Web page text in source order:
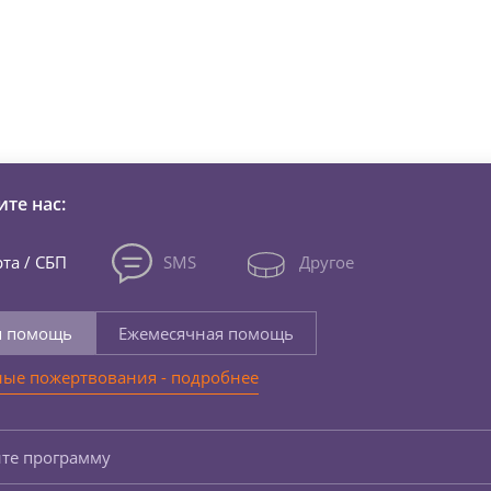
нас:
/ СБП SMS Другое
помощь
Ежемесячная помощь
пожертвования - подробнее
программу